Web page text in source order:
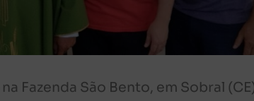
Fazenda São Bento, em Sobral